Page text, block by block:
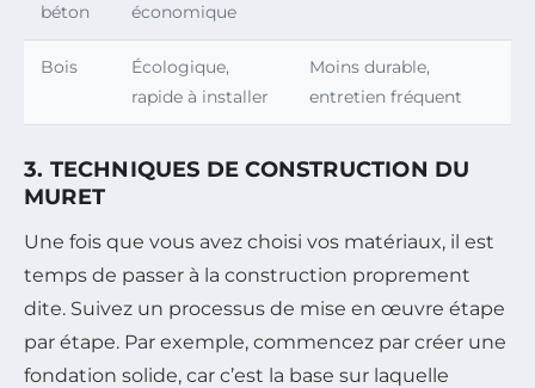
béton
économique
Bois
Écologique,
rapide à installer
Moins durable,
entretien fréquent
3. TECHNIQUES DE CONSTRUCTION DU
MURET
Une fois que vous avez choisi vos matériaux, il est
temps de passer à la construction proprement
dite. Suivez un processus de mise en œuvre étape
par étape. Par exemple, commencez par créer une
fondation solide, car c’est la base sur laquelle